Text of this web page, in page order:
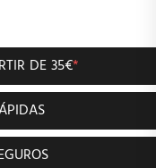
DE 35€*